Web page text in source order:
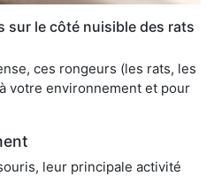
sur le côté nuisible des rats
ces rongeurs (les rats, les
votre environnement et pour
leur principale activité